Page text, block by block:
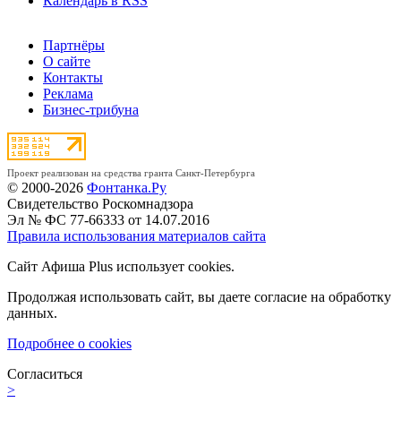
Партнёры
О сайте
Контакты
Реклама
Бизнес-трибуна
Проект реализован на средства гранта Санкт-Петербурга
© 2000-2026 Фонтанка.Ру
Свидетельство Роскомнадзора
Эл № ФС 77-66333 от 14.07.2016
Правила использования материалов сайта
Сайт Афиша Plus использует cookies.
Продолжая использовать сайт, вы даете согласие на обработку
данных.
Подробнее о cookies
Согласиться
>